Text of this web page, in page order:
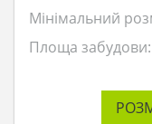
Мінімальний
Площа забудови: